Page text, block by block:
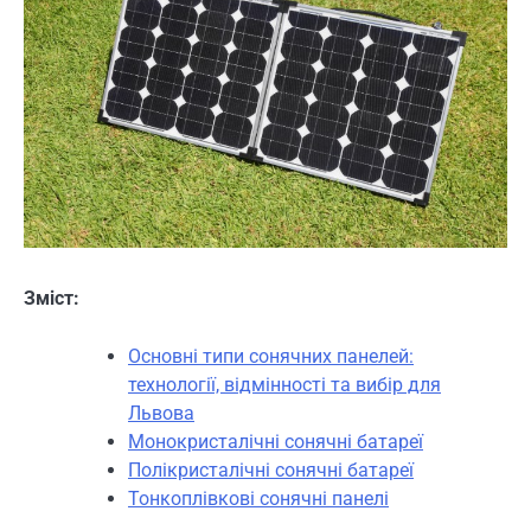
Зміст:
Основні типи сонячних панелей:
технології, відмінності та вибір для
Львова
Монокристалічні сонячні батареї
Полікристалічні сонячні батареї
Тонкоплівкові сонячні панелі